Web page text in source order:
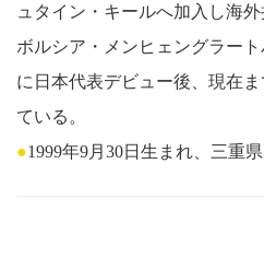
ュタイン・キールへ加入し海
ボルシア・メンヒェングラー
に日本代表デビュー後、現在
ている。
●1999年9月30日生まれ、三重